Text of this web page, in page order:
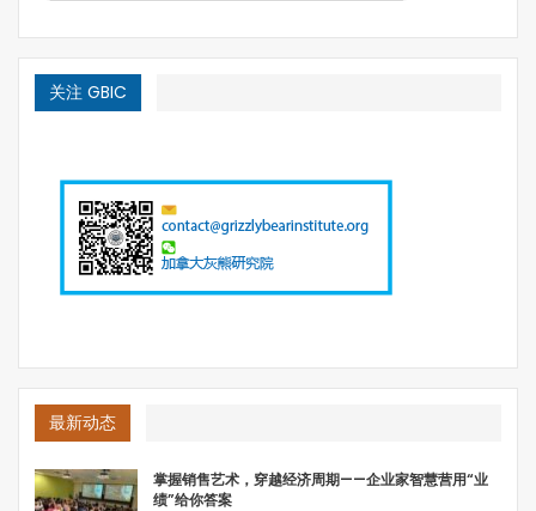
关注 GBIC
最新动态
掌握销售艺术，穿越经济周期——企业家智慧营用“业
绩”给你答案